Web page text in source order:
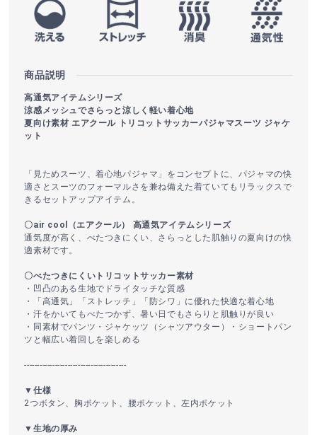
商品説明
高通気アイテムシリーズ
涼感メッシュでさらっと涼しく軽い着心地
夏向け素材 エアクール トリコットサッカーパジャマスーツ ジャケ
ット
「見ためスーツ、着心地パジャマ」をコンセプトに、パジャマの快
適さとスーツのフォーマルさを兼ね備えた着ていてもリラックスで
きるセットアップアイテム。
〇air cool（エアクール） 高通気アイテムシリーズ
通気度が高く、べたつきにくい、さらっとした肌触りの夏向けの快
適素材です。
〇べたつきにくいトリコットサッカー素材
・凹凸のある生地でドライタッチな質感
・「高通気」「ストレッチ」「防シワ」に優れた快適な着心地
・汗をかいてもべたつかず、暑い日でもさらりと肌触りが良い
・同素材でパンツ・ジャケッツ（シャツアウター）・ショートパン
ツと幅広い着回しを楽しめる
----------------------------------------
▼仕様
2つボタン、胸ポケット、腰ポケット、左内ポケット
▼生地の厚み